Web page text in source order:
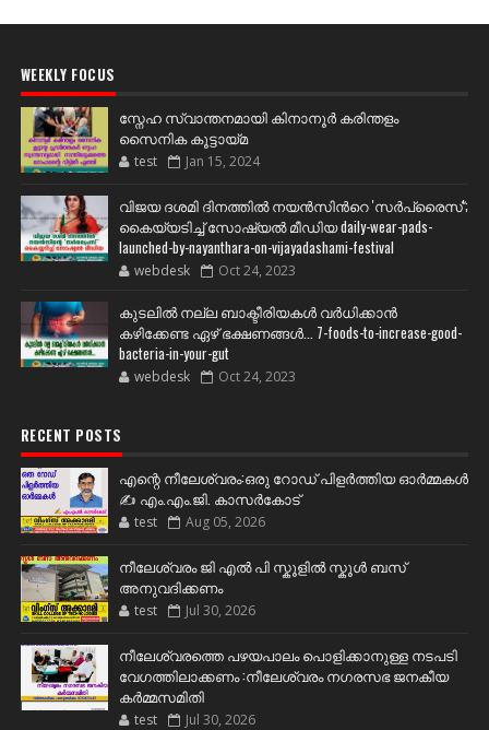
WEEKLY FOCUS
സ്നേഹ സ്വാന്തനമായി കിനാനൂർ കരിന്തളം
സൈനിക കൂട്ടായ്മ
test Jan 15, 2024
വിജയ ദശമി ദിനത്തില്‍ നയന്‍സിന്‍റെ 'സര്‍പ്രൈസ്';
കൈയ്യടിച്ച് സോഷ്യല്‍ മീഡിയ daily-wear-pads-
launched-by-nayanthara-on-vijayadashami-festival
webdesk Oct 24, 2023
കുടലിൽ നല്ല ബാക്ടീരിയകൾ വര്‍ധിക്കാന്‍
കഴിക്കേണ്ട ഏഴ് ഭക്ഷണങ്ങള്‍... 7-foods-to-increase-good-
bacteria-in-your-gut
webdesk Oct 24, 2023
RECENT POSTS
എന്റെ നീലേശ്വരം:ഒരു റോഡ് പിളർത്തിയ ഓർമ്മകൾ
✍️ എം.എം.ജി. കാസർകോട്
test Aug 05, 2026
നീലേശ്വരം ജി എൽ പി സ്കൂളിൽ സ്കൂൾ ബസ്
അനുവദിക്കണം
test Jul 30, 2026
നീലേശ്വരത്തെ പഴയപാലം പൊളിക്കാനുള്ള നടപടി
വേഗത്തിലാക്കണം :നീലേശ്വരം നഗരസഭ ജനകീയ
കർമ്മസമിതി
test Jul 30, 2026